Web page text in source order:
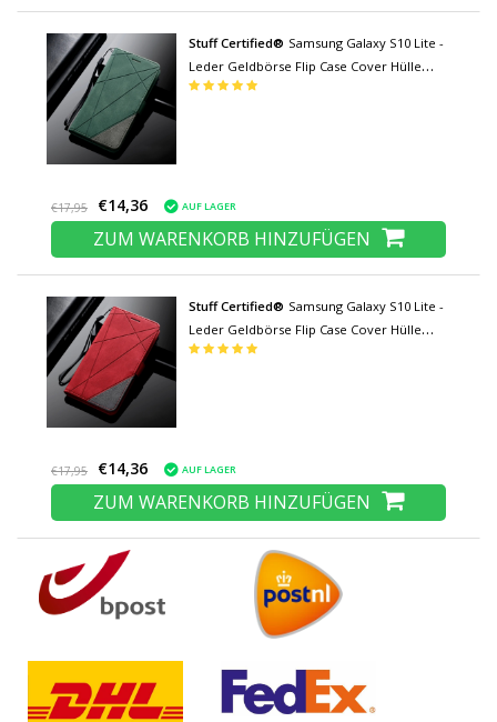
Stuff Certified® Samsung Galaxy S10 Lite -
Leder Geldbörse Flip Case Cover Hülle
Brieftasche Grün
€17,95 €14,36 AUF LAGER
ZUM WARENKORB HINZUFÜGEN
Stuff Certified® Samsung Galaxy S10 Lite -
Leder Geldbörse Flip Case Cover Hülle
Brieftasche Rot
€17,95 €14,36 AUF LAGER
ZUM WARENKORB HINZUFÜGEN